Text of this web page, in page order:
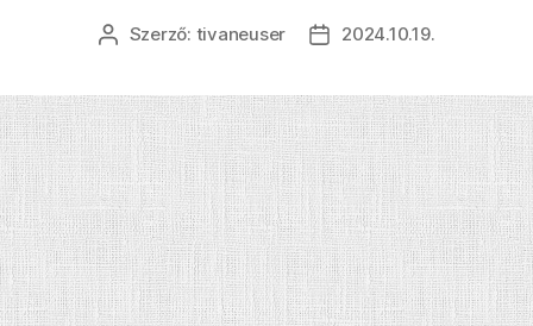
Bejegyzés
Szerző: tivaneuser
Bejegyzés
2024.10.19.